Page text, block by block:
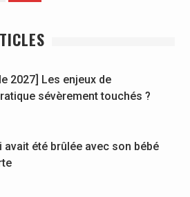
2027] Les enjeux de
sévèrement touchés ?
avait été brûlée avec son bébé